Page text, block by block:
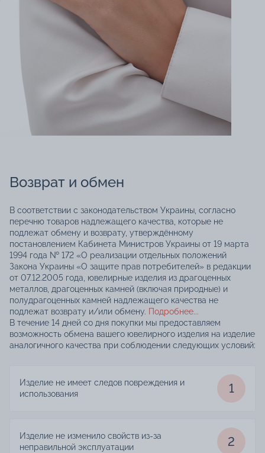
Возврат и обмен
В соответствии с законодательством Украины, согласно
перечню товаров надлежащего качества, которые не
подлежат обмену и возврату, утверждённому
постановлением Кабинета Министров Украины от 19 марта
1994 года № 172 «О реализации отдельных положений
Закона Украины «О защите прав потребителей» в редакции
от 07.12.2005 года, ювелирные изделия из драгоценных
металлов, драгоценных камней (включая природные) и
полудрагоценных камней надлежащего качества не
подлежат возврату и/или обмену. Подробнее...
В течение 14 дней со дня покупки мы предоставляем
возможность обмена вашего ювелирного изделия на изделие
аналогичного качества при соблюдении следующих условий:
Изделие не имеет следов повреждения и
использования
1
Изделие не изменило свойств из-за
неправильной эксплуатации
2